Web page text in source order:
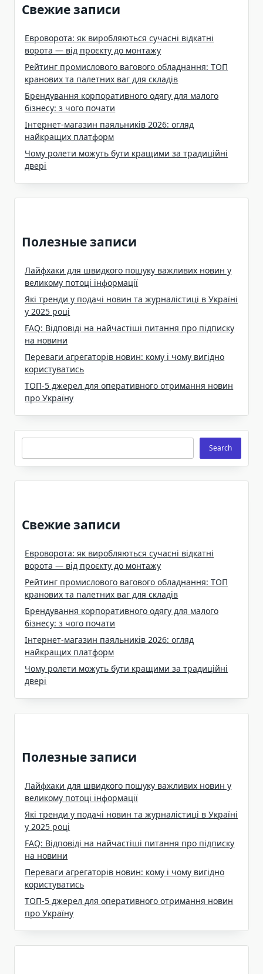
Свежие записи
Евроворота: як виробляються сучасні відкатні
ворота — від проєкту до монтажу
Рейтинг промислового вагового обладнання: ТОП
кранових та палетних ваг для складів
Брендування корпоративного одягу для малого
бізнесу: з чого почати
Інтернет-магазин паяльників 2026: огляд
найкращих платформ
Чому ролети можуть бути кращими за традиційні
двері
Полезные записи
Лайфхаки для швидкого пошуку важливих новин у
великому потоці інформації
Які тренди у подачі новин та журналістиці в Україні
у 2025 році
FAQ: Відповіді на найчастіші питання про підписку
на новини
Переваги агрегаторів новин: кому і чому вигідно
користуватись
ТОП-5 джерел для оперативного отримання новин
про Україну
Search Search
Свежие записи
Евроворота: як виробляються сучасні відкатні
ворота — від проєкту до монтажу
Рейтинг промислового вагового обладнання: ТОП
кранових та палетних ваг для складів
Брендування корпоративного одягу для малого
бізнесу: з чого почати
Інтернет-магазин паяльників 2026: огляд
найкращих платформ
Чому ролети можуть бути кращими за традиційні
двері
Полезные записи
Лайфхаки для швидкого пошуку важливих новин у
великому потоці інформації
Які тренди у подачі новин та журналістиці в Україні
у 2025 році
FAQ: Відповіді на найчастіші питання про підписку
на новини
Переваги агрегаторів новин: кому і чому вигідно
користуватись
ТОП-5 джерел для оперативного отримання новин
про Україну